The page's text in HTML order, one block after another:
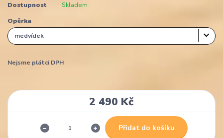
Dostupnost Skladem
Opěrka
Nejsme plátci DPH
2 490 Kč
Přidat do košíku